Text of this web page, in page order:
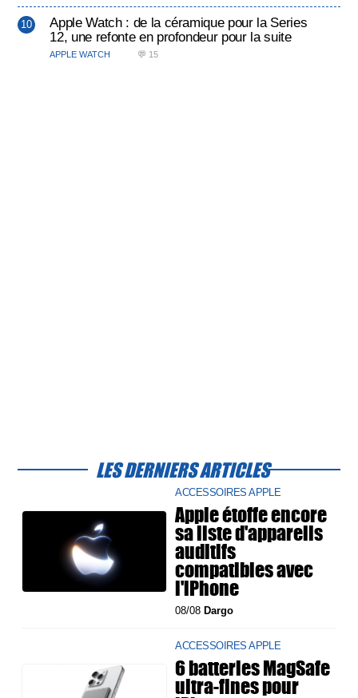
Apple Watch : de la céramique pour la Series
12, une refonte en profondeur pour la suite
APPLE WATCH 💬 15
LES DERNIERS ARTICLES
ACCESSOIRES APPLE
Apple étoffe encore
sa liste d'appareils
auditifs
compatibles avec
l'iPhone
08/08 Dargo
ACCESSOIRES APPLE
6 batteries MagSafe
ultra-fines pour